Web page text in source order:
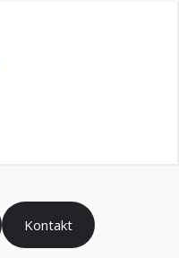
Kontakt